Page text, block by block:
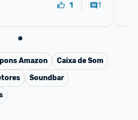
1 1
Amazon
Caixa de Som
Soundbar